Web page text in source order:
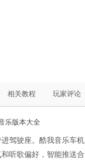
相关教程 玩家评论
乐版本大全
驾驶座。酷我音乐车机
听歌偏好，智能推送合